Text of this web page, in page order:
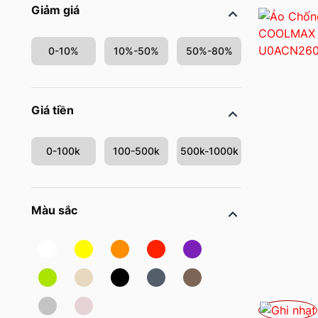
Giảm giá
0-10% 10%-50% 50%-80%
Giá tiền
0-100k 100-500k 500k-1000k
Màu sắc